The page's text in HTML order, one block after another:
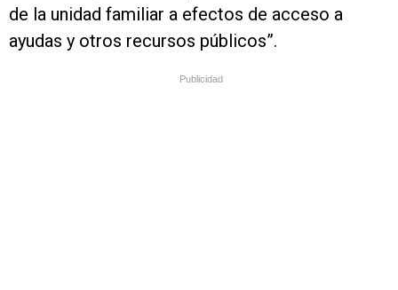
de la unidad familiar a efectos de acceso a
ayudas y otros recursos públicos”.
Publicidad